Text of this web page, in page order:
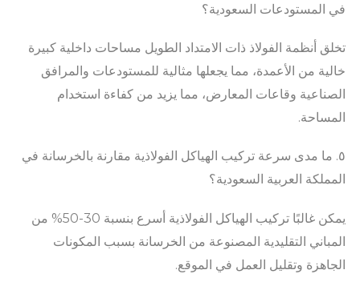
في المستودعات السعودية؟
تخلق أنظمة الفولاذ ذات الامتداد الطويل مساحات داخلية كبيرة
خالية من الأعمدة، مما يجعلها مثالية للمستودعات والمرافق
الصناعية وقاعات المعارض، مما يزيد من كفاءة استخدام
المساحة.
٥. ما مدى سرعة تركيب الهياكل الفولاذية مقارنة بالخرسانة في
المملكة العربية السعودية؟
يمكن غالبًا تركيب الهياكل الفولاذية أسرع بنسبة 30-50% من
المباني التقليدية المصنوعة من الخرسانة بسبب المكونات
الجاهزة وتقليل العمل في الموقع.